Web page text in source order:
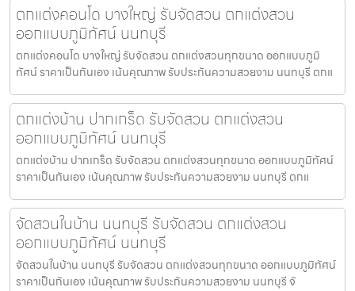
ตกแต่งคอนโด บางใหญ่ รับจัดสวน ตกแต่งสวน
ออกแบบภูมิทัศน์ นนทบุรี
ตกแต่งคอนโด บางใหญ่ รับจัดสวน ตกแต่งสวนทุกขนาด ออกแบบภูมิ
ทัศน์ ราคาเป็นกันเอง เน้นคุณภาพ รับประกันความสวยงาม นนทบุรี ตกแ
ตกแต่งบ้าน ปากเกร็ด รับจัดสวน ตกแต่งสวน
ออกแบบภูมิทัศน์ นนทบุรี
ตกแต่งบ้าน ปากเกร็ด รับจัดสวน ตกแต่งสวนทุกขนาด ออกแบบภูมิทัศน์
ราคาเป็นกันเอง เน้นคุณภาพ รับประกันความสวยงาม นนทบุรี ตกแ
จัดสวนในบ้าน นนทบุรี รับจัดสวน ตกแต่งสวน
ออกแบบภูมิทัศน์ นนทบุรี
จัดสวนในบ้าน นนทบุรี รับจัดสวน ตกแต่งสวนทุกขนาด ออกแบบภูมิทัศน์
ราคาเป็นกันเอง เน้นคุณภาพ รับประกันความสวยงาม นนทบุรี จั